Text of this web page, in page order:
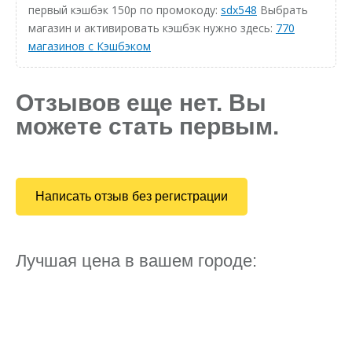
первый кэшбэк 150р по промокоду: sdx548 Выбрать
магазин и активировать кэшбэк нужно здесь: 770
магазинов с Кэшбэком
Отзывов еще нет. Вы
можете стать первым.
Написать отзыв без регистрации
Лучшая цена в вашем городе: